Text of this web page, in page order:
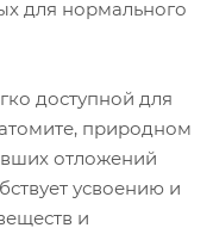
для нормального
доступной для
природном
отложений
усвоению и
и